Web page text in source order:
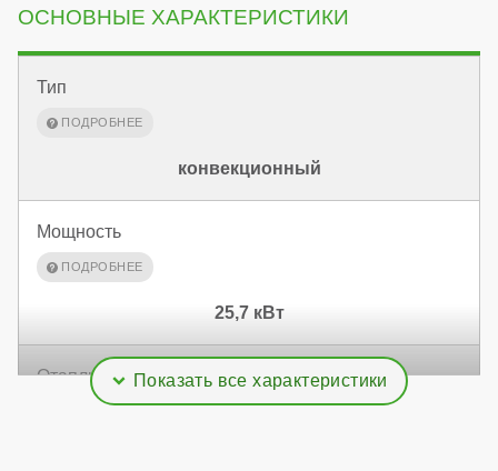
ОСНОВНЫЕ ХАРАКТЕРИСТИКИ
Тип
конвекционный
Мощность
25,7 кВт
Отапливаемая площадь